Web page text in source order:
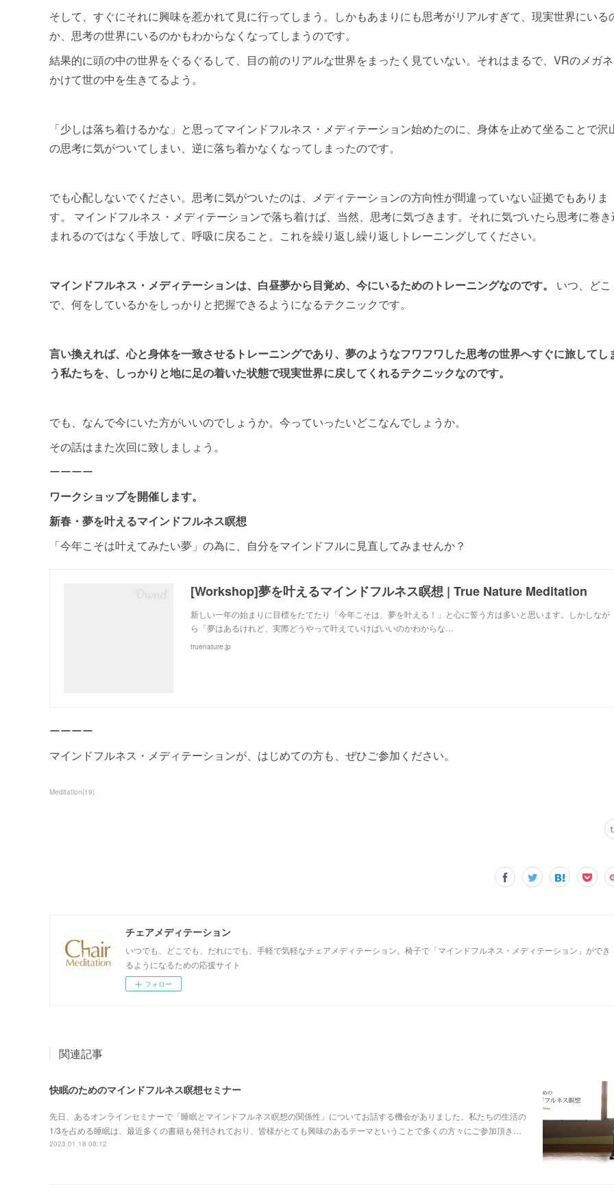
そして、すぐにそれに興味を惹かれて見に行ってしまう。しかもあまりにも思考がリアルすぎて、現実世界にいる
か、思考の世界にいるのかもわからなくなってしまうのです。
結果的に頭の中の世界をぐるぐるして、目の前のリアルな世界をまったく見ていない。それはまるで、VRのメガ
かけて世の中を生きてるよう。
「少しは落ち着けるかな」と思ってマインドフルネス・メディテーション始めたのに、身体を止めて坐ることで沢
の思考に気がついてしまい、逆に落ち着かなくなってしまったのです。
でも心配しないでください。思考に気がついたのは、メディテーションの方向性が間違っていない証拠でもありま
す。 マインドフルネス・メディテーションで落ち着けば、当然、思考に気づきます。それに気づいたら思考に巻
まれるのではなく手放して、呼吸に戻ること。これを繰り返し繰り返しトレーニングしてください。
マインドフルネス・メディテーションは、白昼夢から目覚め、 今にいるためのトレーニングなのです。
いつ、どこ
で、何をしているかをしっかりと把握できるようになるテクニックです。
言い換えれば、心と身体を一致させるトレーニングであり、夢のようなフワフワした思考の世界へすぐに旅してし
う私たちを、しっかりと地に足の着いた状態で現実世界に戻してくれるテクニックなのです。
でも、なんで今にいた方がいいのでしょうか。今っていったいどこなんでしょうか。
その話はまた次回に致しましょう。
ーーーー
ワークショップを開催します。
新春・夢を叶えるマインドフルネス瞑想
「今年こそは叶えてみたい夢」の為に、自分をマインドフルに見直してみませんか？
[Workshop]夢を叶えるマインドフルネス瞑想 | True Nature Meditation
新しい一年の始まりに目標をたてたり「今年こそは、夢を叶える！」と心に誓う方は多いと思います。しかしなが
ら「夢はあるけれど、実際どうやって叶えていけばいいのかわからな…
truenature.jp
ーーーー
マインドフルネス・メディテーションが、はじめての方も、ぜひご参加ください。
Meditation(19)
チェアメディテーション
いつでも、どこでも、だれにでも、手軽で気軽なチェアメディテーション。椅子で「マインドフルネス・メディテーション」ができ
るようになるための応援サイト
フォロー
関連記事
快眠のためのマインドフルネス瞑想セミナー
先日、あるオンラインセミナーで「睡眠とマインドフルネス瞑想の関係性」についてお話する機会がありました。私たちの生活の
1/3を占める睡眠は、最近多くの書籍も発刊されており、皆様がとても興味のあるテーマということで多くの方々にご参加頂き…
2023.01.18 08:12